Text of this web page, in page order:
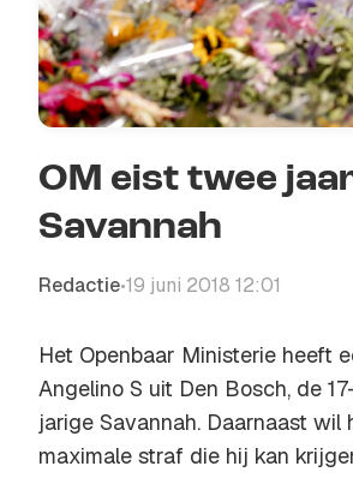
OM eist twee
Savannah
Redactie•19 juni 2018 12:01
Het Openbaar Ministerie heeft
Angelino S uit Den Bosch, de
jarige Savannah. Daarnaast
maximale straf die hij kan